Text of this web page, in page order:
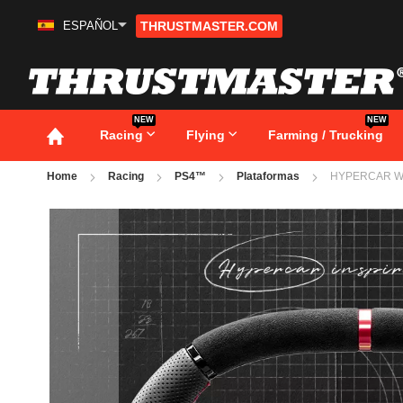
ESPAÑOL THRUSTMASTER.COM
Racing
NEW
Flying Farming / Trucking
NEW
Home Racing PS4™ Plataformas HYPERCAR